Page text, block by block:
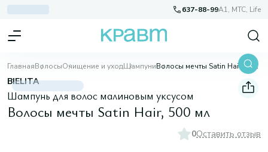
637-88-99A1, МТС, Life
ГлавнаяВолосыОчищение и уходШампуни Волосы мечты Satin Hair, 500 мл
BIELITA
Шампунь для волос малиновым уксусом
Волосы мечты Satin Hair, 500 мл
0Оставить отзыв